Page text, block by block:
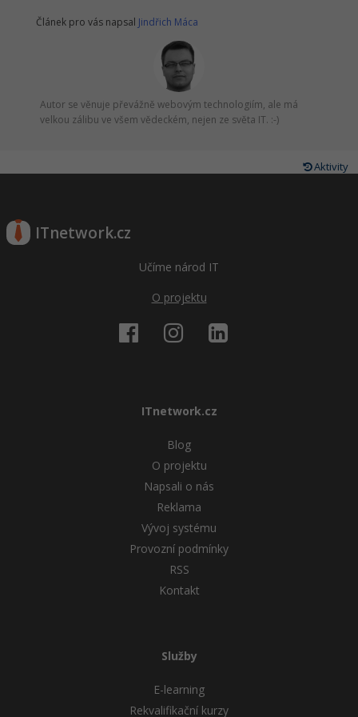
Článek pro vás napsal Jindřich Máca
Autor se věnuje převážně webovým technologiím, ale má
velkou zálibu ve všem vědeckém, nejen ze světa IT. :-)
Aktivity
ITnetwork.cz
Učíme národ IT
O projektu
ITnetwork.cz
Blog
O projektu
Napsali o nás
Reklama
Vývoj systému
Provozní podmínky
RSS
Kontakt
Služby
E-learning
Rekvalifikační kurzy